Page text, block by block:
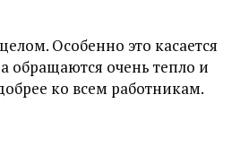
Особенно это касается
обращаются очень тепло и
ко всем работникам.